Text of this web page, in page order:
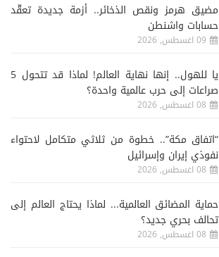
مضيق هرمز ونقص الذخائر.. أزمة جديدة تعقّد
حسابات واشنطن
09 اغسطس, 2026
يا للهول.. إنها نهاية العالم! لماذا قد تتحول 5
صراعات إلى حرب عالمية واحدة؟
08 اغسطس, 2026
“اتفاق مكة”.. خطوة من ثلاثي متكامل لاحتواء
نفوذي إيران وإسرائيل
08 اغسطس, 2026
حماية المضائق العالمية... لماذا يحتاج العالم إلى
تحالف بحري جديد؟
08 اغسطس, 2026